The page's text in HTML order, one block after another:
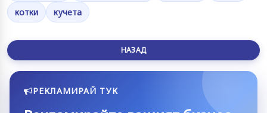
котки
кучета
НАЗАД
РЕКЛАМИРАЙ ТУК